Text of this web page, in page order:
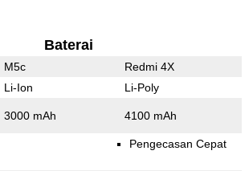
Baterai
M5c Redmi 4X
Li-Ion Li-Poly
3000 mAh 4100 mAh
Pengecasan Cepat